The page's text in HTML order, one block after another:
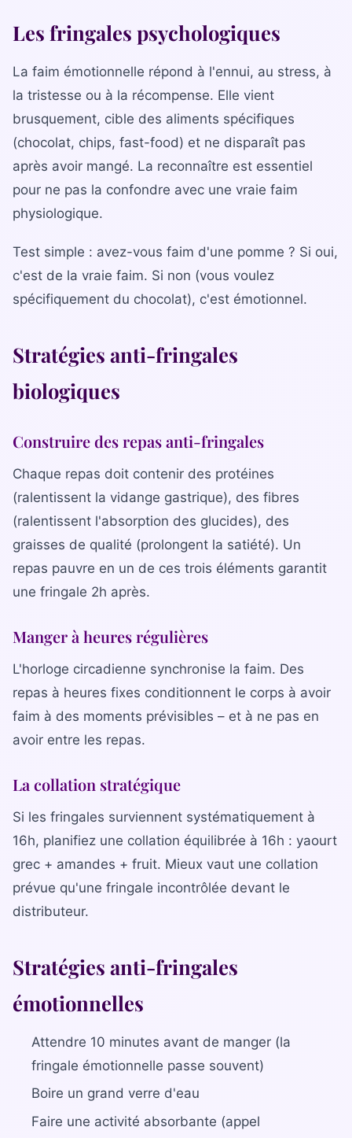
Les fringales psychologiques
La faim émotionnelle répond à l'ennui, au stress, à
la tristesse ou à la récompense. Elle vient
brusquement, cible des aliments spécifiques
(chocolat, chips, fast-food) et ne disparaît pas
après avoir mangé. La reconnaître est essentiel
pour ne pas la confondre avec une vraie faim
physiologique.
Test simple : avez-vous faim d'une pomme ? Si oui,
c'est de la vraie faim. Si non (vous voulez
spécifiquement du chocolat), c'est émotionnel.
Stratégies anti-fringales
biologiques
Construire des repas anti-fringales
Chaque repas doit contenir des protéines
(ralentissent la vidange gastrique), des fibres
(ralentissent l'absorption des glucides), des
graisses de qualité (prolongent la satiété). Un
repas pauvre en un de ces trois éléments garantit
une fringale 2h après.
Manger à heures régulières
L'horloge circadienne synchronise la faim. Des
repas à heures fixes conditionnent le corps à avoir
faim à des moments prévisibles – et à ne pas en
avoir entre les repas.
La collation stratégique
Si les fringales surviennent systématiquement à
16h, planifiez une collation équilibrée à 16h : yaourt
grec + amandes + fruit. Mieux vaut une collation
prévue qu'une fringale incontrôlée devant le
distributeur.
Stratégies anti-fringales
émotionnelles
Attendre 10 minutes avant de manger (la
fringale émotionnelle passe souvent)
Boire un grand verre d'eau
Faire une activité absorbante (appel